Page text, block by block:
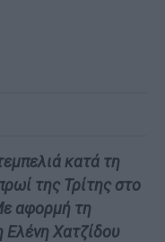
κατά τη
της Τρίτης στο
αφορμή τη
Ελένη Χατζίδου